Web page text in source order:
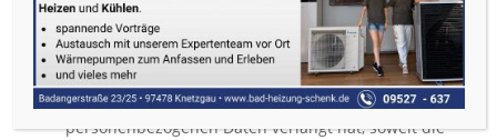
die betroffene Person von diesen anderen für die
Datenverarbeitung Verantwortlichen die Löschung
sämtlicher Links zu diesen personenbezogenen
Daten oder von Kopien oder Replikationen dieser
personenbezogenen Daten verlangt hat, soweit die